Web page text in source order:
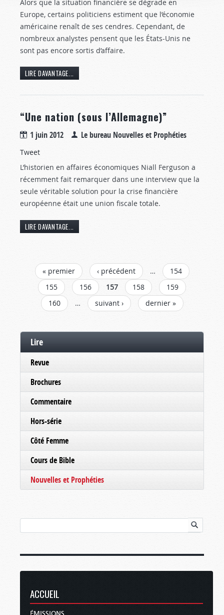
Alors que la situation financière se dégrade en
Europe, certains politiciens estiment que l’économie
américaine renaît de ses cendres. Cependant, de
nombreux analystes pensent que les États-Unis ne
sont pas encore sortis d’affaire.
LIRE DAVANTAGE...
“Une nation (sous l’Allemagne)”
1 juin 2012 Le bureau Nouvelles et Prophéties
Tweet
L’historien en affaires économiques Niall Ferguson a
récemment fait remarquer dans une interview que la
seule véritable solution pour la crise financière
européenne était une union fiscale totale.
LIRE DAVANTAGE...
PAGES« premier ‹ précédent …
154
155
156 157 158
159
160
… suivant › dernier »
Lire
Revue
Brochures
Commentaire
Hors-série
Côté Femme
Cours de Bible
Nouvelles et Prophéties
ACCUEIL